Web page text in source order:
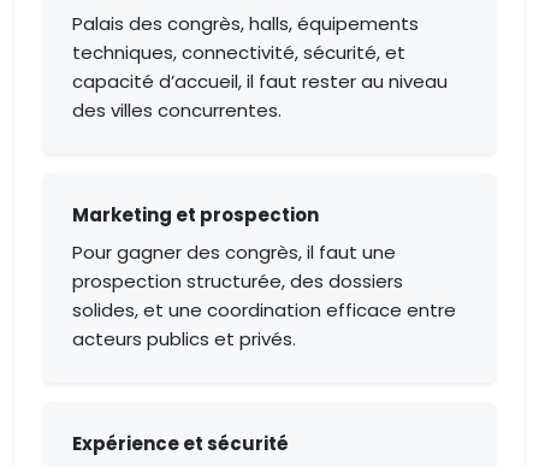
Palais des congrès, halls, équipements
techniques, connectivité, sécurité, et
capacité d’accueil, il faut rester au niveau
des villes concurrentes.
Marketing et prospection
Pour gagner des congrès, il faut une
prospection structurée, des dossiers
solides, et une coordination efficace entre
acteurs publics et privés.
Expérience et sécurité